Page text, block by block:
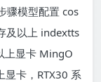
骤模型配置 cos
及以上 indextts
上显卡 MingO
显卡，RTX30 系